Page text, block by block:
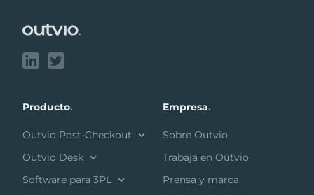
Producto.
Outvio Post-Checkout
Outvio Desk
Software para 3PL
Empresa.
Sobre Outvio
Trabaja en Outvio
Prensa y marca